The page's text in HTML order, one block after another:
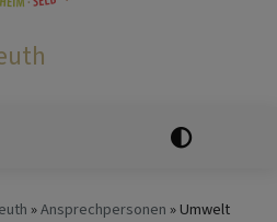
Ansprechpersonen Umwelt